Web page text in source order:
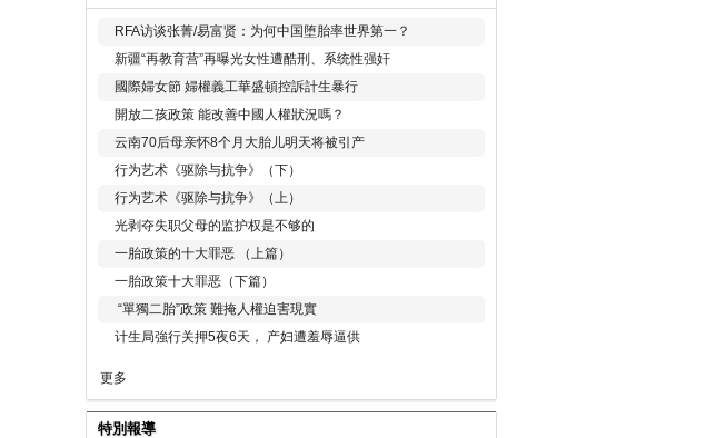
RFA访谈张菁/易富贤：为何中国堕胎率世界第一？
新疆“再教育营”再曝光女性遭酷刑、系统性强奸
國際婦女節 婦權義工華盛頓控訴計生暴行
開放二孩政策 能改善中國人權狀況嗎？
云南70后母亲怀8个月大胎儿明天将被引产
行为艺术《驱除与抗争》（下）
行为艺术《驱除与抗争》（上）
光剥夺失职父母的监护权是不够的
一胎政策的十大罪恶 （上篇）
一胎政策十大罪恶（下篇）
“單獨二胎”政策 難掩人權迫害現實
计生局強行关押5夜6天， 产妇遭羞辱逼供
更多
特別報導